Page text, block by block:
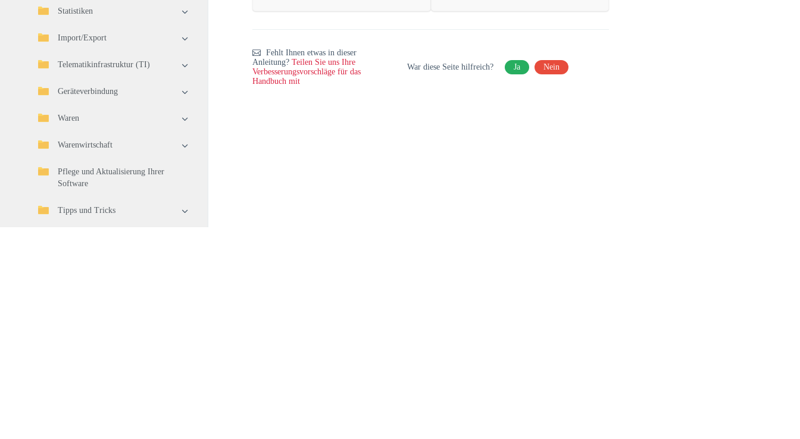
Statistiken
Import/Export
Telematikinfrastruktur (TI)
Geräteverbindung
Waren
Warenwirtschaft
Pflege und Aktualisierung Ihrer
Software
Tipps und Tricks
Fehlt Ihnen etwas in dieser
Anleitung? Teilen Sie uns Ihre
Verbesserungsvorschläge für das
Handbuch mit
War diese Seite hilfreich? Ja Nein